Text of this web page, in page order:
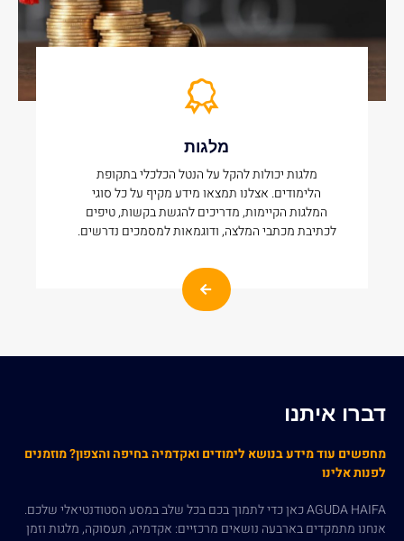
מלגות
מלגות יכולות להקל על הנטל הכלכלי בתקופת
הלימודים. אצלנו תמצאו מידע מקיף על כל סוגי
המלגות הקיימות, מדריכים להגשת בקשות, טיפים
לכתיבת מכתבי המלצה, ודוגמאות למסמכים נדרשים.
דברו איתנו
מחפשים עוד מידע בנושא לימודים ואקדמיה בחיפה והצפון? מוזמנים
לפנות אלינו
AGUDA HAIFA כאן כדי לתמוך בכם בכל שלב במסע הסטודנטיאלי שלכם.
אנחנו מתמקדים בארבעה נושאים מרכזיים: אקדמיה, תעסוקה, מלגות וזמן